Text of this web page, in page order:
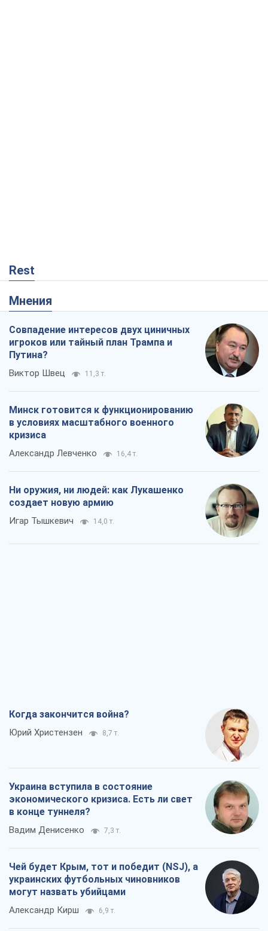
Rest
Мнения
Совпадение интересов двух циничных
игроков или тайный план Трампа и
Путина?
Виктор Швец 11,3 т.
Минск готовится к функционированию
в условиях масштабного военного
кризиса
Александр Левченко 16,4 т.
Ни оружия, ни людей: как Лукашенко
создает новую армию
Игар Тышкевич 14,0 т.
Когда закончится война?
Юрий Христензен 8,7 т.
Украина вступила в состояние
экономического кризиса. Есть ли свет
в конце туннеля?
Вадим Денисенко 7,3 т.
Чей будет Крым, тот и победит (NSJ), а
украинских футбольных чиновников
могут назвать убийцами
Александр Кирш 6,9 т.